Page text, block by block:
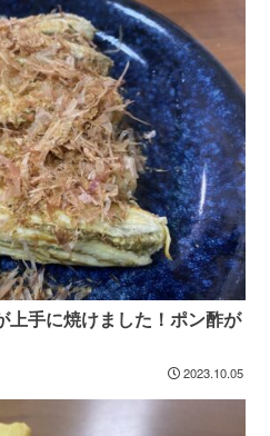
手に焼けました！ポン酢が
2023.10.05